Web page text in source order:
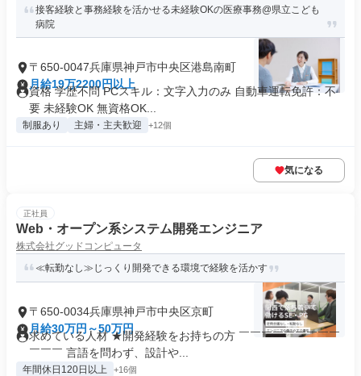
接客経験と事務経験を活かせる未経験OKの医療事務@県立こども
病院
〒650-0047兵庫県神戸市中央区港島南町
月給19万2200円以上
資格 学歴不問 PCスキル：文字入力のみ 自動車運転免許：不
要 未経験OK 無資格OK...
制服あり 主婦・主夫歓迎 +12個
気になる
正社員
Web・オープン系システム開発エンジニア
株式会社グッドコンピュータ
≪転勤なし≫じっくり開発できる環境で経験を活かす
〒650-0034兵庫県神戸市中央区京町
月給30万円～50万円
求めている人材 ★開発経験をお持ちの方 ￣￣￣￣￣￣￣￣￣
￣￣￣ 言語を問わず、設計や...
年間休日120日以上 +16個